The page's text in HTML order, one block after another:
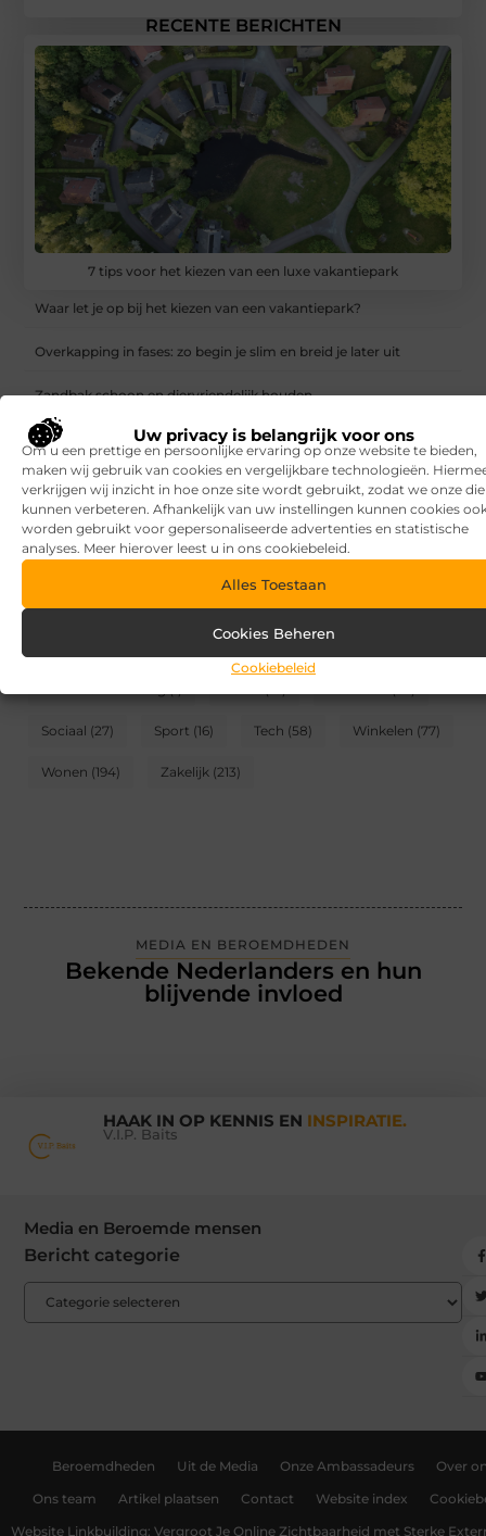
Uw privacy is belangrijk voor ons
Om u een prettige en persoonlijke ervaring op onze website te bieden,
maken wij gebruik van cookies en vergelijkbare technologieën.
verkrijgen wij inzicht in hoe onze site wordt gebruikt, zodat we onze
kunnen verbeteren. Afhankelijk van uw instellingen kunnen cookies
worden gebruikt voor gepersonaliseerde advertenties en statistische
analyses. Meer hierover leest u in ons cookiebeleid.
Alles Toestaan
Cookies Beheren
Cookiebeleid
RECENTE BERICHTEN
7 tips voor het kiezen van een luxe vakantiepark
Waar let je op bij het kiezen van een vakantiepark?
Overkapping in fases: zo begin je slim en breid je later uit
Zandbak schoon en diervriendelijk houden
Vind de perfecte garage in Eerbeek
Aanrijdbeveiliging: voorkom schade, stilstand en onveilige
situaties op de werkvloer
Rijlessen in Haarlem? Zo vergroot je jouw kans om sneller te
slagen
Sociaal (27) Sport (16) Tech (58) Winkelen (77)
Wonen (194) Zakelijk (213)
MEDIA EN BEROEMDHEDEN
Bekende Nederlanders en hun
blijvende invloed
HAAK IN OP KENNIS EN INSPIRATIE.
V.I.P. Baits
Media en Beroemde mensen
Bericht categorie
Beroemdheden Uit de Media Onze Ambassadeurs Over
Ons team Artikel plaatsen Contact Website index
Website Linkbuilding: Vergroot Je Online Zichtbaarheid met Sterke